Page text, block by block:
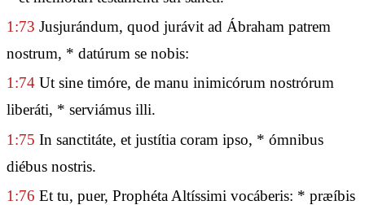
1:73 Jusjurándum, quod jurávit ad Ábraham patrem
nostrum, * datúrum se nobis:
1:74 Ut sine timóre, de manu inimicórum nostrórum
liberáti, * serviámus illi.
1:75 In sanctitáte, et justítia coram ipso, * ómnibus
diébus nostris.
1:76 Et tu, puer, Prophéta Altíssimi vocáberis: * præíbis